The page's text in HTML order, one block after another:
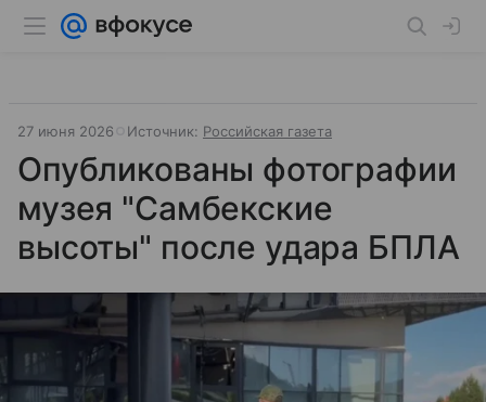
27 июня 2026 Источник: Российская газета
Опубликованы фотографии
музея "Самбекские
высоты" после удара БПЛА